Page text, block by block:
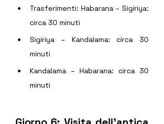
Trasferimenti: Habarana – Sigiriya:
circa 30 minuti
Sigiriya – Kandalama: circa 30
minuti
Kandalama – Habarana: circa 30
minuti